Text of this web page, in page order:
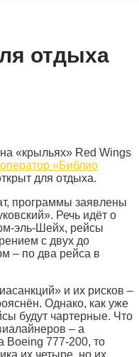
отдыха
«крыльях» Red Wings
«Библио
для отдыха.
программы заявлены
Речь идёт о
эль-Шейх, рейсы
с двух до
– по два рейса в
и их рисков –
Однако, как уже
будут чартерные. Что
– а
Boeing 777-200, то
их четыре, но их